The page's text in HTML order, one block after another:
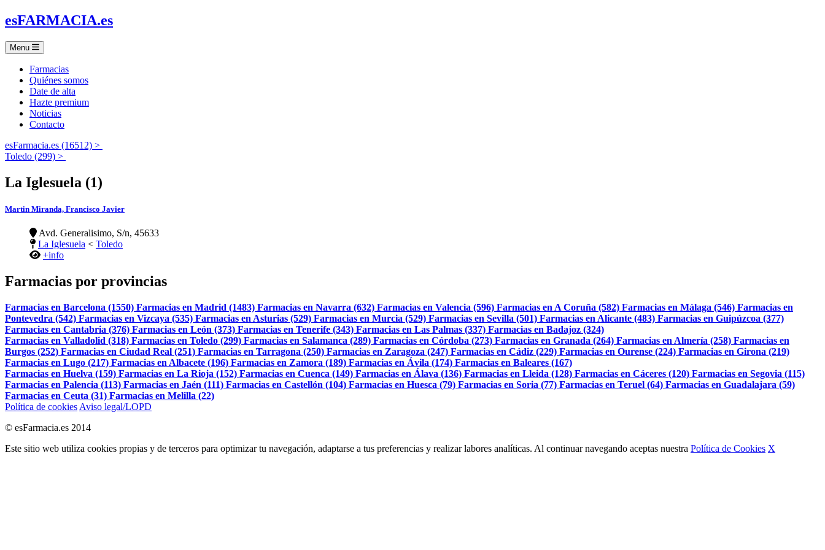
esFARMACIA.es
Menu
Farmacias
Quiénes somos
Date de alta
Hazte premium
Noticias
Contacto
esFarmacia.es (16512) >
Toledo (299) >
La Iglesuela (1)
Martin Miranda, Francisco Javier
Avd. Generalisimo, S/n, 45633
La Iglesuela < Toledo
+info
Farmacias por provincias
Farmacias en Barcelona (1550) Farmacias en Madrid (1483) Farmacias en Navarra (632) Farmacias en Valencia (596) Farmacias en A Coruña (582) Farmacias en Málaga (546) Farmacias en
Pontevedra (542) Farmacias en Vizcaya (535) Farmacias en Asturias (529) Farmacias en Murcia (529) Farmacias en Sevilla (501) Farmacias en Alicante (483) Farmacias en Guipúzcoa (377)
Farmacias en Cantabria (376) Farmacias en León (373) Farmacias en Tenerife (343) Farmacias en Las Palmas (337) Farmacias en Badajoz (324)
Farmacias en Valladolid (318) Farmacias en Toledo (299) Farmacias en Salamanca (289) Farmacias en Córdoba (273) Farmacias en Granada (264) Farmacias en Almería (258) Farmacias en
Burgos (252) Farmacias en Ciudad Real (251) Farmacias en Tarragona (250) Farmacias en Zaragoza (247) Farmacias en Cádiz (229) Farmacias en Ourense (224) Farmacias en Girona (219)
Farmacias en Lugo (217) Farmacias en Albacete (196) Farmacias en Zamora (189) Farmacias en Ávila (174) Farmacias en Baleares (167)
Farmacias en Huelva (159) Farmacias en La Rioja (152) Farmacias en Cuenca (149) Farmacias en Álava (136) Farmacias en Lleida (128) Farmacias en Cáceres (120) Farmacias en Segovia (115)
Farmacias en Palencia (113) Farmacias en Jaén (111) Farmacias en Castellón (104) Farmacias en Huesca (79) Farmacias en Soria (77) Farmacias en Teruel (64) Farmacias en Guadalajara (59)
Farmacias en Ceuta (31) Farmacias en Melilla (22)
Política de cookies Aviso legal/LOPD
© esFarmacia.es 2014
Este sitio web utiliza cookies propias y de terceros para optimizar tu navegación, adaptarse a tus preferencias y realizar labores analíticas. Al continuar navegando aceptas nuestra Política de Cookies X